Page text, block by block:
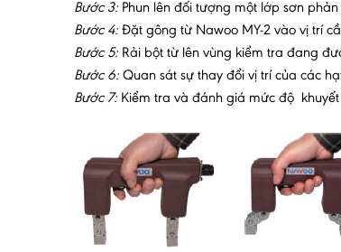
Bước 3: Phun lên đối tượng một lớp sơn
Bước 4: Đặt gông từ Nawoo MY-2 vào vị trí
Bước 5: Rải bột từ lên vùng kiểm tra đang
Bước 6: Quan sát sự thay đổi vị trí của các
Bước 7: Kiểm tra và đánh giá mức độ khuyết